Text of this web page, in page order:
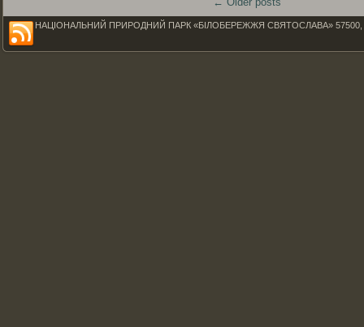
НАЦІОНАЛЬНИЙ ПРИРОДНИЙ ПАРК «БІЛОБЕРЕЖЖЯ СВЯТОСЛАВА» 57500,